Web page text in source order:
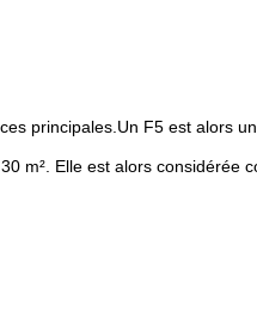
principales.Un F5 est alors
m². Elle est alors considérée